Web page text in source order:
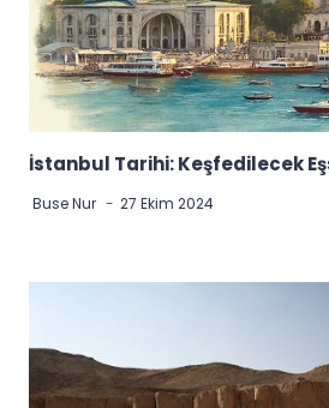
İstanbul Tarihi: Keşfedilecek
Buse Nur 27 Ekim 2024